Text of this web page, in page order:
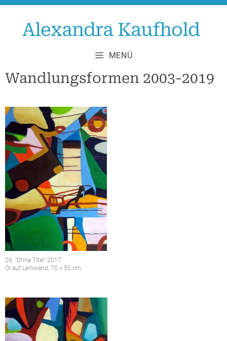
Zum
springenAlexandra Kaufhold
MENÜ
Wandlungsformen 2003-2019
26. "Ohne Titel" 2017
Öl auf Leinwand, 70 x 50 cm